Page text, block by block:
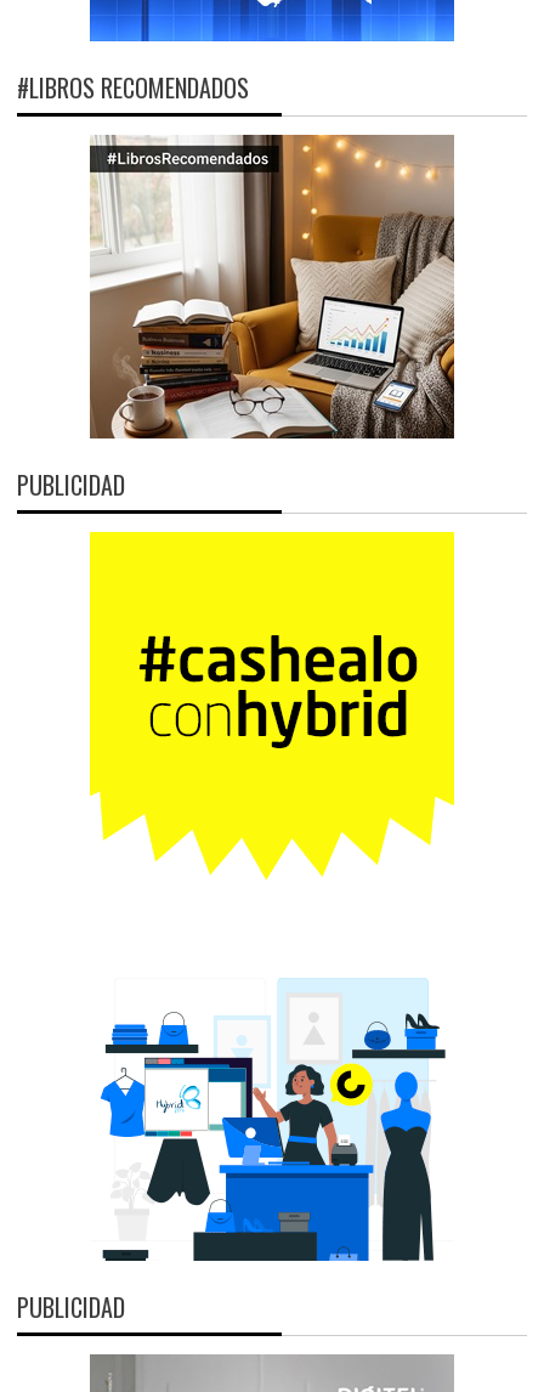
#LIBROS RECOMENDADOS
PUBLICIDAD
PUBLICIDAD